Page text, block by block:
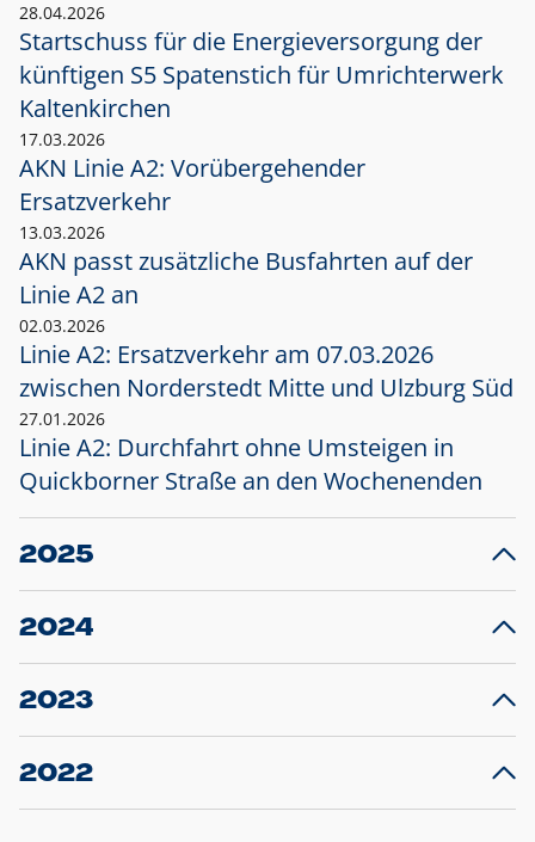
28.04.2026
Startschuss für die Energieversorgung der
künftigen S5 Spatenstich für Umrichterwerk
Kaltenkirchen
17.03.2026
AKN Linie A2: Vorübergehender
Ersatzverkehr
13.03.2026
AKN passt zusätzliche Busfahrten auf der
Linie A2 an
02.03.2026
Linie A2: Ersatzverkehr am 07.03.2026
zwischen Norderstedt Mitte und Ulzburg Süd
27.01.2026
Linie A2: Durchfahrt ohne Umsteigen in
Quickborner Straße an den Wochenenden
2025
23.12.2025
Projekt S5: Start der Bauarbeiten am
2024
10.12.2024
Großprojekt S5: Sperrung der Bahnstraße in
2023
20.12.2023
Schleswig-Holstein verlängert den
2022
22.12.2022